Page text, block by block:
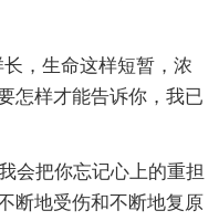
，生命这样短暂，浓
怎样才能告诉你，我已
会把你忘记心上的重担
断地受伤和不断地复原